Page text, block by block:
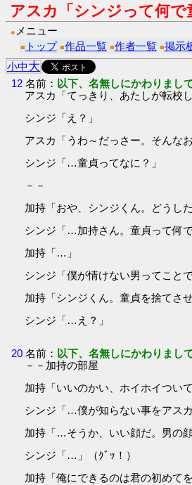
アスカ「シンジって何で
● メニュー
■ トップ ■作品一覧 ■作者一覧 ■掲示
小中大
12 名前： 以下、名無しにかわりまし
アスカ「てっきり、あたしが転校
シンジ「え？」
アスカ「うわ～だっさー。そんな
シンジ「…童貞ってなに？」
－－
加持「おや、シンジくん。どうし
シンジ「…加持さん。童貞って何
加持「…」
シンジ「僕が情けない男ってこと
加持「シンジくん。童貞を捨てさ
シンジ「…え？」
20 名前： 以下、名無しにかわりまし
－－加持の部屋
加持「いいのかい、ホイホイつい
シンジ「…僕が知らない事をアス
加持「…そうか、いい顔だ。男の
シンジ「…」（ｸﾞｯ！）
加持「俺にできるのは君の初めて